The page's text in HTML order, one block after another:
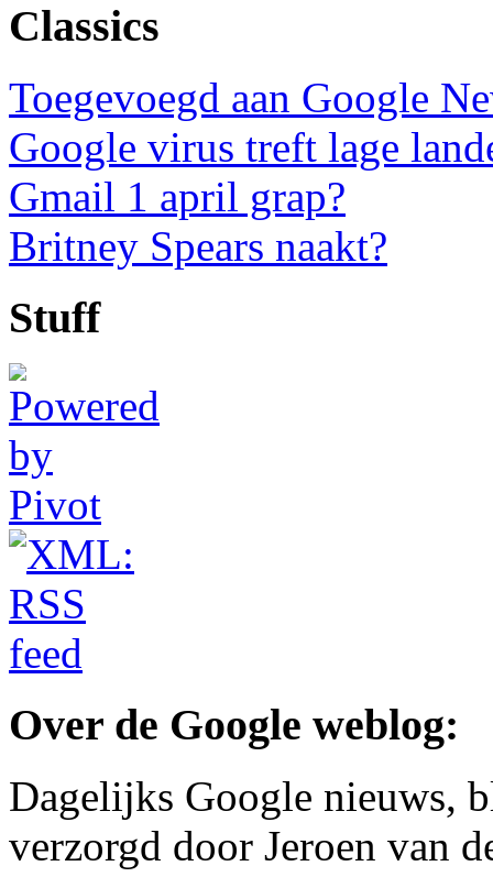
Classics
Toegevoegd aan Google
Google virus treft lage
Gmail 1 april grap?
Britney Spears naakt?
Stuff
Over de Google weblog:
Dagelijks Google nieuws,
verzorgd door Jeroen van